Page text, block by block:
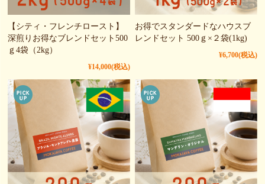
【シティ・フレンチロースト】
深煎りお得なブレンドセット500
ｇ4袋（2kg）
¥14,000(税込)
お得でスタンダードなハウスブ
レンドセット 500ｇ×２袋(1kg)
¥6,700(税込)